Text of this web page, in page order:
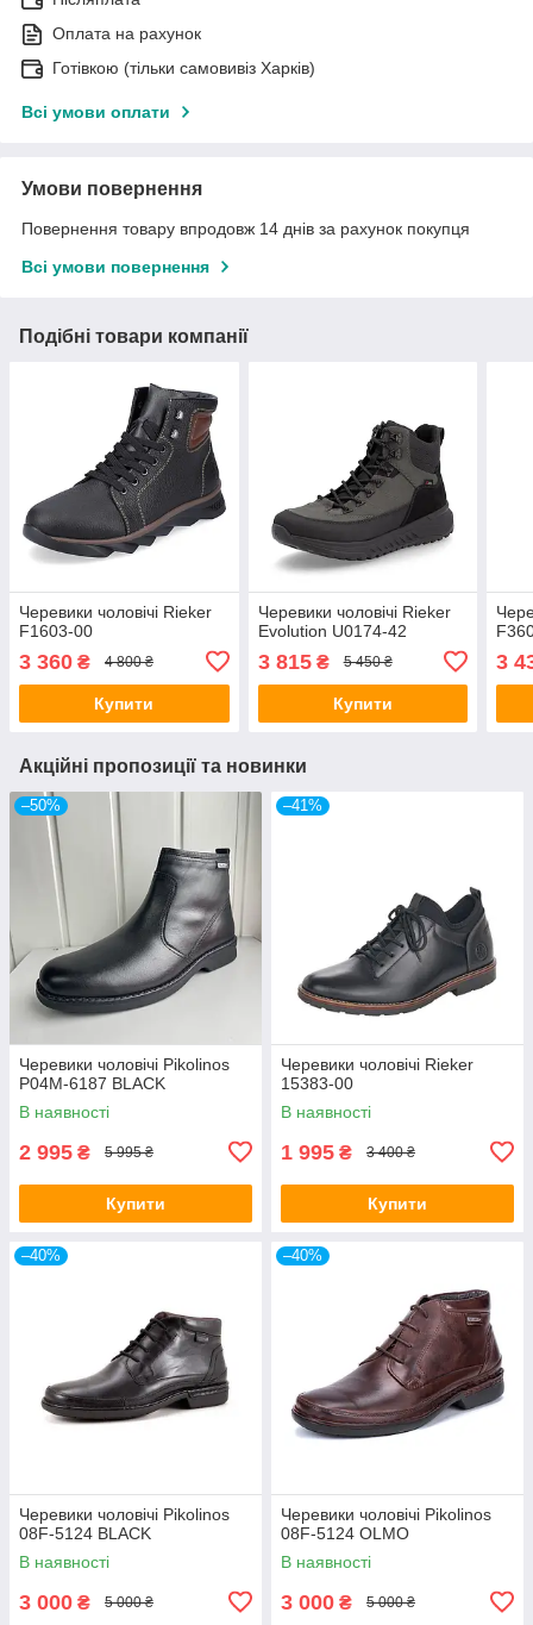
Оплата на рахунок
Готівкою (тільки самовивіз Харків)
Всі умови оплати
Умови повернення
Повернення товару впродовж 14 днів за рахунок покупця
Всі умови повернення
Подібні товари компанії
Черевики чоловічі Rieker
F1603-00
3 360 ₴ 4 800 ₴
Купити
Черевики чоловічі Rieker
Evolution U0174-42
3 815₴ 5 450 ₴
Купити
3
Акційні пропозиції та новинки
–50%
Черевики чоловічі Pikolinos
P04M-6187 BLACK
В наявності
2 995 ₴ 5 995 ₴
Купити
–41%
Черевики чоловічі Rieker
15383-00
В наявності
1 995 ₴ 3 400 ₴
Купити
–40%
Черевики чоловічі Pikolinos
08F-5124 BLACK
В наявності
3 000 ₴ 5 000 ₴
–40%
Черевики чоловічі Pikolinos
08F-5124 OLMO
В наявності
3 000 ₴ 5 000 ₴